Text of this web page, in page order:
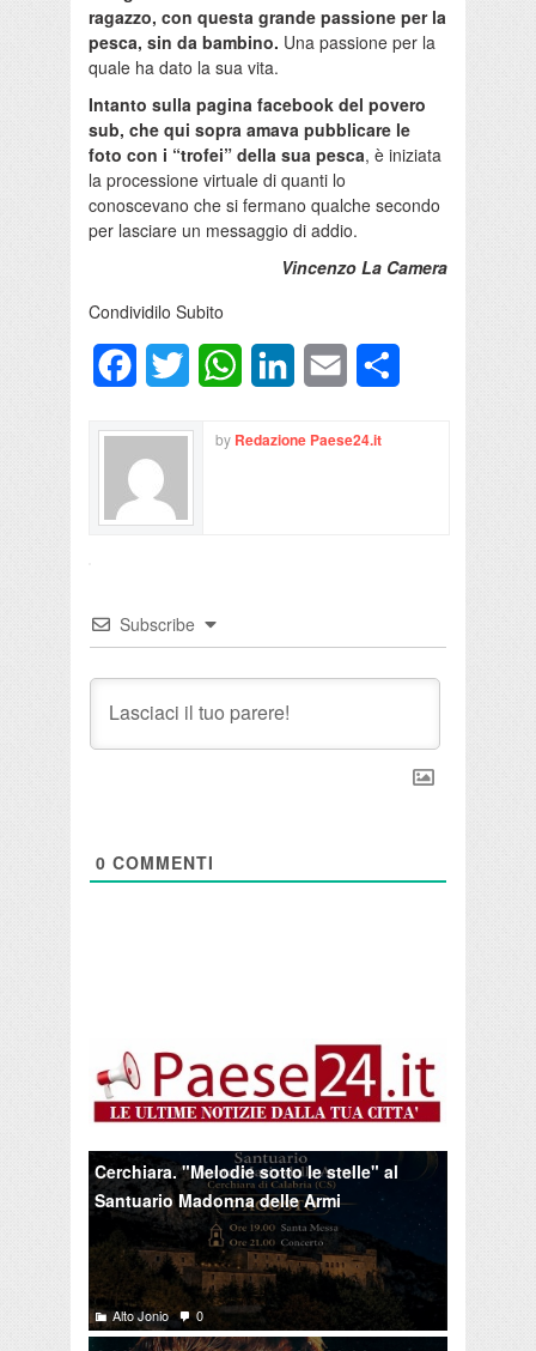
ragazzo, con questa grande passione per la
pesca, sin da bambino. Una passione per la
quale ha dato la sua vita.
Intanto sulla pagina facebook del povero
sub, che qui sopra amava pubblicare le
foto con i “trofei” della sua pesca, è iniziata
la processione virtuale di quanti lo
conoscevano che si fermano qualche secondo
per lasciare un messaggio di addio.
Vincenzo La Camera
Condividilo Subito
FacebookTwitter WhatsAppLinkedInEmail
by Redazione Paese24.it
Subscribe
0 COMMENTI
Cerchiara. "Melodie sotto le stelle" al
Santuario Madonna delle Armi
Alto Jonio 0